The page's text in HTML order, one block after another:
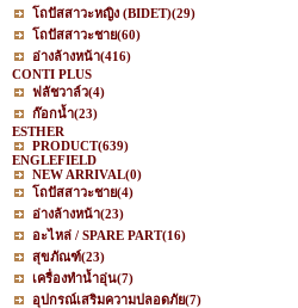
โถปัสสาวะหญิง (BIDET)(29)
โถปัสสาวะชาย(60)
อ่างล้างหน้า(416)
CONTI PLUS
ฟลัชวาล์ว(4)
ก๊อกน้ำ(23)
ESTHER
PRODUCT(639)
ENGLEFIELD
NEW ARRIVAL(0)
โถปัสสาวะชาย(4)
อ่างล้างหน้า(23)
อะไหล่ / SPARE PART(16)
สุขภัณฑ์(23)
เครื่องทำน้ำอุ่น(7)
อุปกรณ์เสริมความปลอดภัย(7)